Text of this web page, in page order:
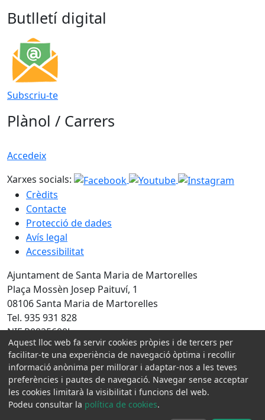
Butlletí digital
Subscriu-te
Plànol / Carrers
Accedeix
Xarxes socials:
Crèdits
Contacte
Protecció de dades
Avís legal
Accessibilitat
Ajuntament de Santa Maria de Martorelles
Plaça Mossèn Josep Paituví, 1
08106 Santa Maria de Martorelles
Tel. 935 931 828
NIF P0825600J
Amb la col·laboració de:
Aquest lloc web fa servir cookies pròpies i de tercers per
facilitar-te una experiència de navegació òptima i recollir
informació anònima per millorar i adaptar-nos a les teves
preferències i pautes de navegació. Navegar sense acceptar
les cookies limitarà la visibilitat i funcions del web.
Podeu consultar la política de cookies.